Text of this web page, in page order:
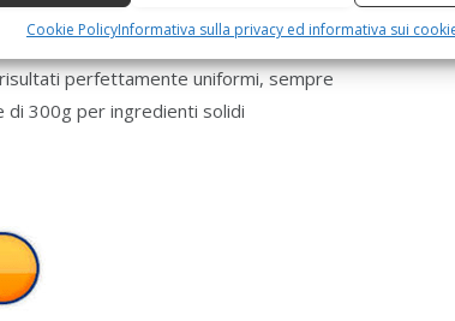
Cookie PolicyInformativa sulla privacy ed informativa sui
per bambini
lame in acciaio inox lavora due volte più
perfettamente uniformi, sempre
di 300g per ingredienti solidi